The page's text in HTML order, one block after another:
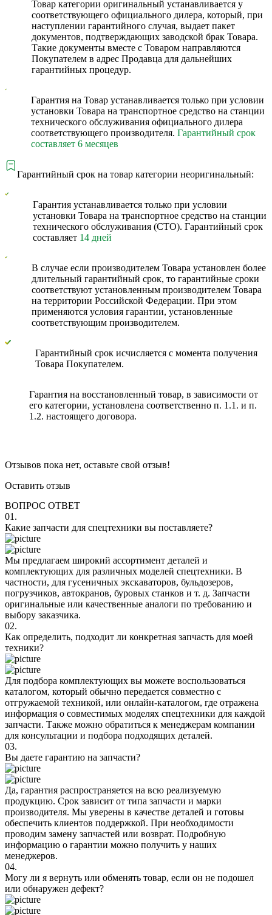
Товар категории оригинальный устанавливается у
соответствующего официального дилера, который, при
наступлении гарантийного случая, выдает пакет
документов, подтверждающих заводской брак Товара.
Такие документы вместе с Товаром направляются
Покупателем в адрес Продавца для дальнейших
гарантийных процедур.
Гарантия на Товар устанавливается только при условии
установки Товара на транспортное средство на станции
технического обслуживания официального дилера
соответствующего производителя.Гарантийный срок
составляет 6 месяцев
Гарантийный срок на товар категории неоригинальный:
Гарантия устанавливается только при условии
установки Товара на транспортное средство на станции
технического обслуживания (СТО). Гарантийный срок
составляет 14 дней
В случае если производителем Товара установлен более
длительный гарантийный срок, то гарантийные сроки
соответствуют установленным производителем Товара
на территории Российской Федерации. При этом
применяются условия гарантии, установленные
соответствующим производителем.
Гарантийный срок исчисляется с момента получения
Товара Покупателем.
Гарантия на восстановленный товар, в зависимости от
его категории, установлена соответственно п. 1.1. и п.
1.2. настоящего договора.
Отзывов пока нет, оставьте свой отзыв!
Оставить отзыв
ВОПРОС ОТВЕТ
01.
Какие запчасти для спецтехники вы поставляете?
Мы предлагаем широкий ассортимент деталей и
комплектующих для различных моделей спецтехники. В
частности, для гусеничных экскаваторов, бульдозеров,
погрузчиков, автокранов, буровых станков и т. д. Запчасти
оригинальные или качественные аналоги по требованию и
выбору заказчика.
02.
Как определить, подходит ли конкретная запчасть для моей
техники?
Для подбора комплектующих вы можете воспользоваться
каталогом, который обычно передается совместно с
отгружаемой техникой, или онлайн-каталогом, где отражена
информация о совместимых моделях спецтехники для каждой
запчасти. Также можно обратиться к менеджерам компании
для консультации и подбора подходящих деталей.
03.
Вы даете гарантию на запчасти?
Да, гарантия распространяется на всю реализуемую
продукцию. Срок зависит от типа запчасти и марки
производителя. Мы уверены в качестве деталей и готовы
обеспечить клиентов поддержкой. При необходимости
проводим замену запчастей или возврат. Подробную
информацию о гарантии можно получить у наших
менеджеров.
04.
Могу ли я вернуть или обменять товар, если он не подошел
или обнаружен дефект?